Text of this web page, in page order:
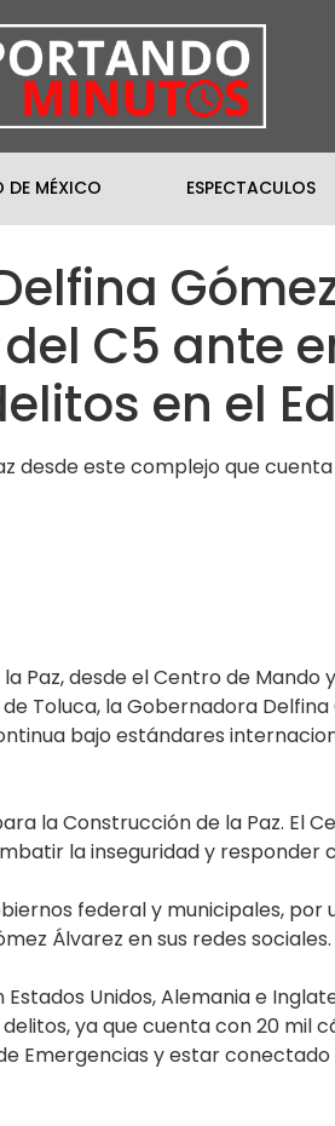
DE MÉXICO ESPECTACULOS
C5 ante
en el
desde este complejo que
Paz, desde el Centro de
Toluca, la Gobernadora
bajo estándares
la Construcción de la Paz. El
la inseguridad y responder
federal y municipales, por
Álvarez en sus redes sociales.
Unidos, Alemania e
ya que cuenta con 20 mil
Emergencias y estar